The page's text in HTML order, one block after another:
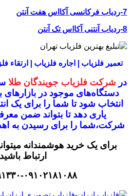
7-ردیاب فرکانسی آکااس هفت آنتن
8-ردیاب آنتنی آکااس تک آنتن
تعمیر فلزیاب | اجاره فلزیاب | ارتقاء
در شرکت فلزیاب جویندگان طلا
دستگاه‌های موجود در
انتخاب شودتا شما را برای یک
یاری دهد تا بتواند ضمن
شرکت،شما را برای رسیدن به
برای یک خرید هوشمندانه
ارتباط
۰۹۱۰۲۱۹۱۳۳۰-